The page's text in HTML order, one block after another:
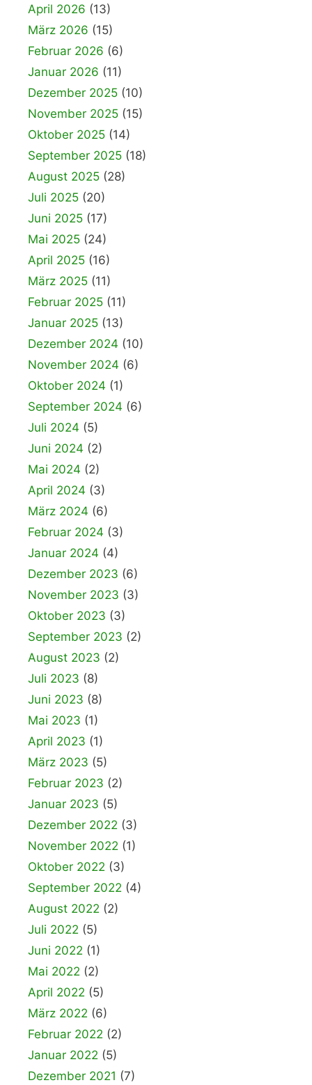
April 2026 (13)
März 2026 (15)
Februar 2026 (6)
Januar 2026 (11)
Dezember 2025 (10)
November 2025 (15)
Oktober 2025 (14)
September 2025 (18)
August 2025 (28)
Juli 2025 (20)
Juni 2025 (17)
Mai 2025 (24)
April 2025 (16)
März 2025 (11)
Februar 2025 (11)
Januar 2025 (13)
Dezember 2024 (10)
November 2024 (6)
Oktober 2024 (1)
September 2024 (6)
Juli 2024 (5)
Juni 2024 (2)
Mai 2024 (2)
April 2024 (3)
März 2024 (6)
Februar 2024 (3)
Januar 2024 (4)
Dezember 2023 (6)
November 2023 (3)
Oktober 2023 (3)
September 2023 (2)
August 2023 (2)
Juli 2023 (8)
Juni 2023 (8)
Mai 2023 (1)
April 2023 (1)
März 2023 (5)
Februar 2023 (2)
Januar 2023 (5)
Dezember 2022 (3)
November 2022 (1)
Oktober 2022 (3)
September 2022 (4)
August 2022 (2)
Juli 2022 (5)
Juni 2022 (1)
Mai 2022 (2)
April 2022 (5)
März 2022 (6)
Februar 2022 (2)
Januar 2022 (5)
Dezember 2021 (7)